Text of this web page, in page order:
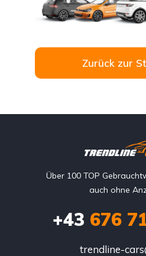
Zurück zur
Über 100 TOP
auch ohne
+43 676
trendline-